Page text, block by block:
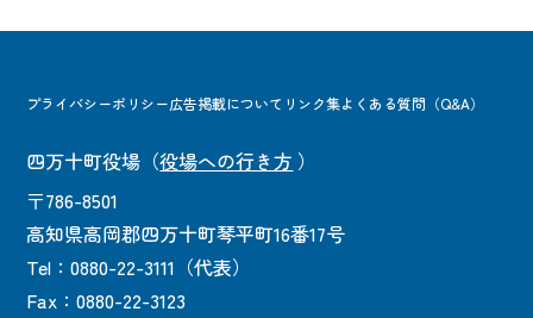
プライバシーポリシー広告掲載について リンク集よくある質問（Q&A）
四万十町役場 （役場への行き方 ）
〒786-8501
高知県高岡郡四万十町琴平町16番17号
Tel：0880-22-3111（代表）
Fax：0880-22-3123